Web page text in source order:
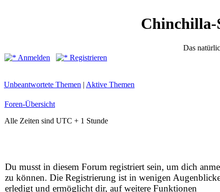
Chinchilla-
Das
Anmelden
Registrieren
Unbeantwortete Themen | Aktive Themen
Foren-Übersicht
Alle Zeiten sind UTC + 1 Stunde
Du musst in diesem Forum registriert sein, um dich
zu können. Die Registrierung ist in wenigen
erledigt und ermöglicht dir, auf weitere Funktionen